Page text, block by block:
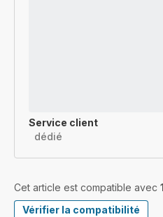
Service client
dédié
Cet article est compatible avec
Vérifier la compatibilité